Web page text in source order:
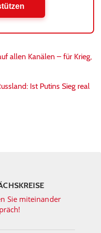
allen Kanälen – für Krieg,
Ist Putins Sieg real
Sie miteinander